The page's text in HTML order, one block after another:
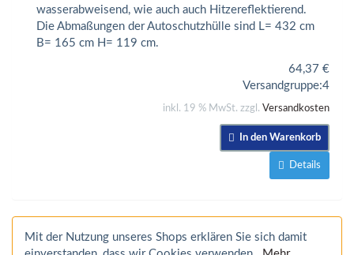
wasserabweisend, wie auch auch Hitzereflektierend.
Die Abmaßungen der Autoschutzhülle sind L= 432 cm
B= 165 cm H= 119 cm.
64,37 €
Versandgruppe:4
inkl. 19 % MwSt. zzgl. Versandkosten
In den Warenkorb
Details
Mit der Nutzung unseres Shops erklären Sie sich damit